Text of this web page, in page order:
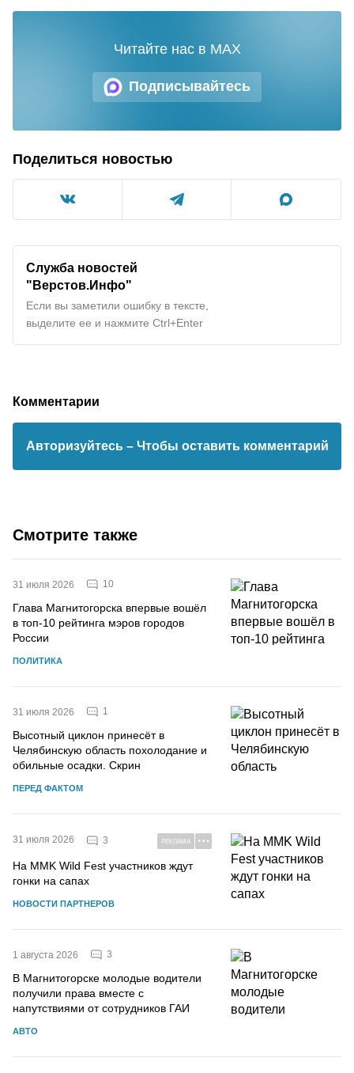
Подписывайтесь
Читайте нас в MAX
Поделиться новостью
Служба новостей
"Верстов.Инфо"
Если вы заметили ошибку в тексте,
выделите ее и нажмите Ctrl+Enter
Комментарии
Авторизуйтесь – Чтобы оставить комментарий
Смотрите также
31 июля 2026 10
Глава Магнитогорска впервые вошёл
в топ-10 рейтинга мэров городов
России
ПОЛИТИКА
31 июля 2026 1
Высотный циклон принесёт в
Челябинскую область похолодание и
обильные осадки. Скрин
ПЕРЕД ФАКТОМ
31 июля 2026 3 РЕКЛАМА
На MMK Wild Fest участников ждут
гонки на сапах
НОВОСТИ ПАРТНЕРОВ
1 августа 2026 3
В Магнитогорске молодые водители
получили права вместе с
напутствиями от сотрудников ГАИ
АВТО